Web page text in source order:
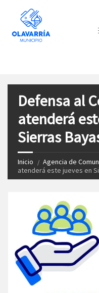
Defensa al
atenderá
Sierras
Inicio Agencia de
atenderá este jueves en